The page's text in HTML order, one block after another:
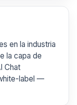
en la industria
la capa de
Chat
label —